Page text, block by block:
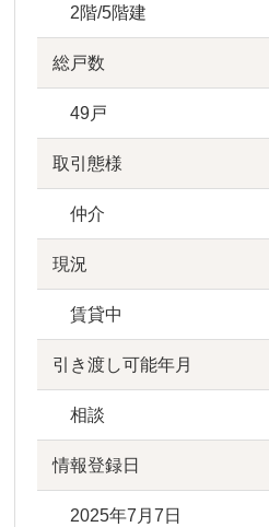
2階/5階建
総戸数
49戸
取引態様
仲介
現況
賃貸中
引き渡し可能年月
相談
情報登録日
2025年7月7日